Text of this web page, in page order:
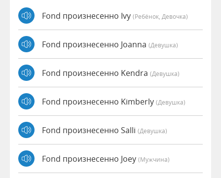
Fond произнесенно Ivy (Ребёнок, Девочка)
Fond произнесенно Joanna (девушка)
Fond произнесенно Kendra (девушка)
Fond произнесенно Kimberly (девушка)
Fond произнесенно Salli (девушка)
Fond произнесенно Joey (мужчина)